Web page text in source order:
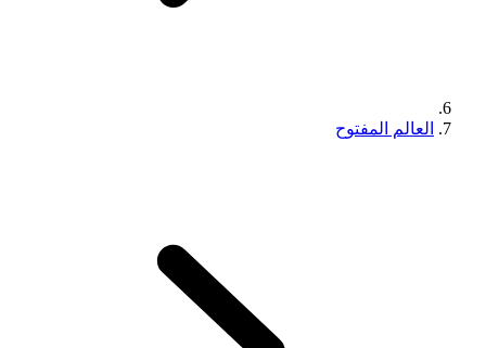
العالم المفتوح